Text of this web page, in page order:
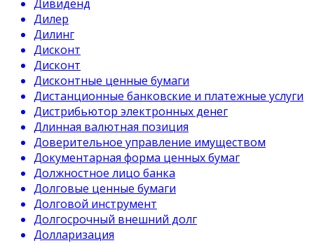
Дивиденд
Дилер
Дилинг
Дисконт
Дисконт
Дисконтные ценные бумаги
Дистанционные банковские и платежные услуги
Дистрибьютор электронных денег
Длинная валютная позиция
Доверительное управление имуществом
Документарная форма ценных бумаг
Должностное лицо банка
Долговые ценные бумаги
Долговой инструмент
Долгосрочный внешний долг
Долларизация